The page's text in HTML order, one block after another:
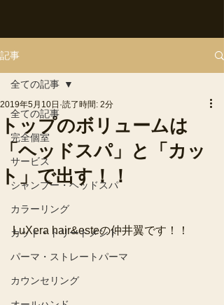
記事
全ての記事
完全個室
サービス
シャンプー・ヘッドスパ
カラーリング
カット・トリートメント
パーマ・ストレートパーマ
カウンセリング
全ての記事
トップのボリュームは
「ヘッドスパ」と「カッ
ト」で出す！！
2019年5月10日 読了時間: 2分
LuXera hair&esteの仲井翼です！！